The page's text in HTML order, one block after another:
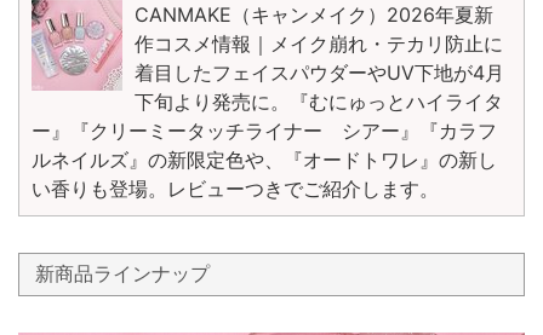
CANMAKE（キャンメイク）2026年夏新
作コスメ情報｜メイク崩れ・テカリ防止に
着目したフェイスパウダーやUV下地が4月
下旬より発売に。『むにゅっとハイライタ
ー』『クリーミータッチライナー シアー』『カラフ
ルネイルズ』の新限定色や、『オードトワレ』の新し
い香りも登場。レビューつきでご紹介します。
新商品ラインナップ